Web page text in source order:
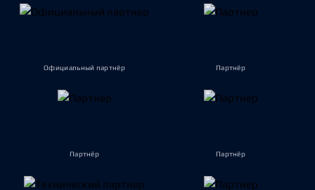
Официальный партнёр Партнёр
Партнёр Партнёр